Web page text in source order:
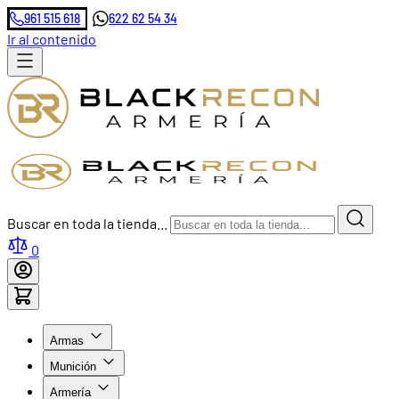
961 515 618 622 62 54 34
Ir al contenido
Buscar en toda la tienda...
0
Armas
Munición
Armería